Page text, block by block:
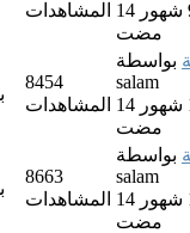
المشاهدات 14 سنوات 9 شهور
مضت
8454
المشاهدات
بواسطة
salam
14 سنوات 10 شهور
مضت
8663
المشاهدات
بواسطة
salam
14 سنوات 10 شهور
مضت